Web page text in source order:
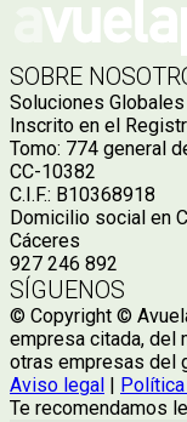
SOBRE
Soluciones Globales
Inscrito en el
Tomo: 774 general
CC-10382
C.I.F.: B10368918
Domicilio social en
Cáceres
927 246 892
SÍGUENOS
© Copyright ©
empresa citada, del
otras empresas del
Aviso legal |
Te recomendamos